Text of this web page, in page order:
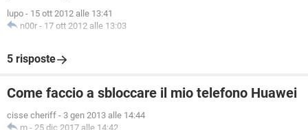
lupo - 15 ott 2012 alle 13:41
n00r - 17 ott 2012 alle 13:03
5 risposte
Come faccio a sbloccare il mio telefono Huawei
cisse cheriff - 3 gen 2013 alle 14:44
m - 25 dic 2017 alle 14:42